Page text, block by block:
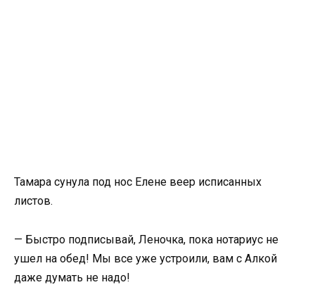
Тамара сунула под нос Елене веер исписанных
листов.
— Быстро подписывай, Леночка, пока нотариус не
ушел на обед! Мы все уже устроили, вам с Алкой
даже думать не надо!